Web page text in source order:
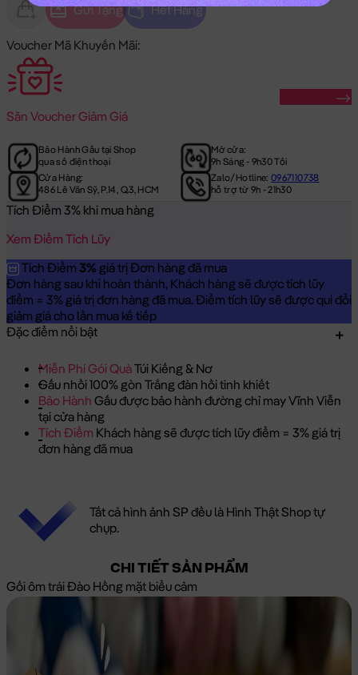
Gửi Tặng Hết Hàng
Voucher Mã Khuyến Mãi:
Săn Voucher Giảm Giá
Bảo Hành Gấu tại Shop
qua số điện thoại
Mở cửa:
9h Sáng - 9h30 Tối
Cửa Hàng:
486 Lê Văn Sỹ, P.14, Q.3, HCM
Zalo/Hotline:0967110738
hỗ trợ từ 9h - 21h30
Tích Điểm 3% khi mua hàng
Xem Điểm Tích Lũy
Tích Điểm 3% giá trị Đơn hàng đã mua
Đơn hàng sau khi hoàn thành, Khách hàng sẽ được tích lũy
điểm = 3% giá trị đơn hàng đã mua. Điểm tích lũy sẽ được qui đổi
giảm giá cho lần mua kế tiếp
Đặc điểm nổi bật
Miễn Phí Gói QuàTúi Kiếng & Nơ
Gấu nhồi 100% gòn Trắng đàn hồi tinh khiết
Bảo Hành Gấu được bảo hành đường chỉ may Vĩnh Viễn
tại cửa hàng
Tích Điểm Khách hàng sẽ được tích lũy điểm = 3% giá trị
đơn hàng đã mua
Tất cả hình ảnh SP đều là Hình Thật Shop tự
chụp.
CHI TIẾT SẢN PHẨM
Gối ôm trái Đào Hồng mặt biểu cảm